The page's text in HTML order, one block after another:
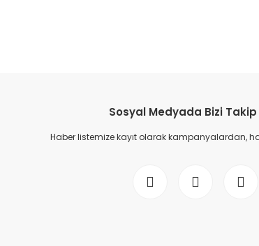
Sosyal Medyada Bizi Takip
Haber listemize kayıt olarak kampanyalardan,